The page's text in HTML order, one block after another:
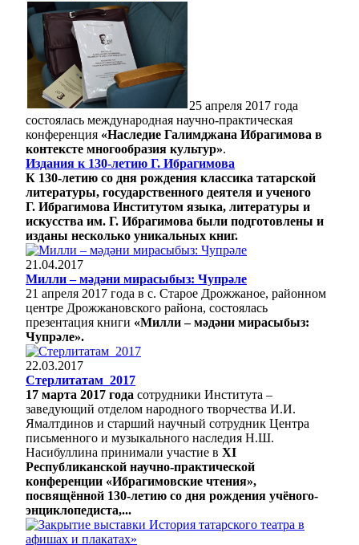
25 апреля 2017 года
состоялась международная научно-практическая
конференция «Наследие Галимджана Ибрагимова в
контексте многообразия культур».
Издания к 130-летию Г. Ибрагимова
К 130-летию со дня рождения классика татарской
литературы, государственного деятеля и ученого
Г. Ибрагимова Институтом языка, литературы и
искусства им. Г. Ибрагимова были подготовлены и
изданы несколько уникальных книг.
21.04.2017
Милли – мәдәни мирасыбыз: Чупрәле
21 апреля 2017 года в с. Старое Дрожжаное, районном
центре Дрожжановского района, состоялась
презентация книги «Милли – мәдәни мирасыбыз:
Чупрәле».
22.03.2017
Стерлитатам_2017
17 марта 2017 года сотрудники Института –
заведующий отделом народного творчества И.И.
Ямалтдинов и старший научный сотрудник Центра
письменного и музыкального наследия Н.Ш.
Насибуллина принимали участие в XI
Республиканской научно-практической
конференции «Ибрагимовские чтения»,
посвящённой 130-летию со дня рождения учёного-
энциклопедиста,...